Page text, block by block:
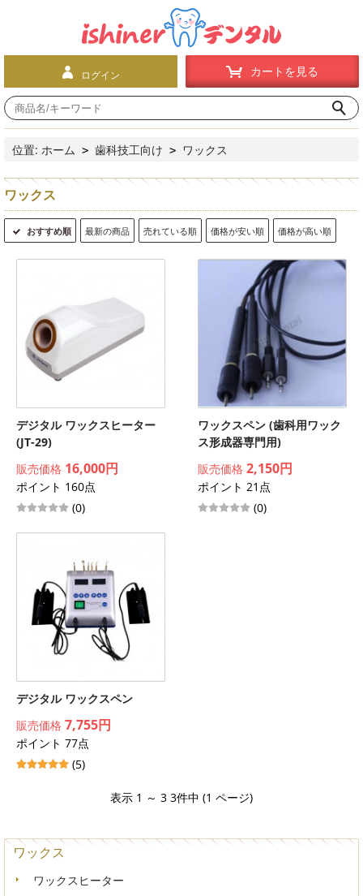
ログイン カートを見る
位置: ホーム > 歯科技工向け > ワックス
ワックス
おすすめ順 最新の商品 売れている順 価格が安い順 価格が高い順
デジタル ワックスヒーター
(JT-29)
販売価格 16,000円
ポイント 160点
(0)
ワックスペン (歯科用ワック
ス形成器専門用)
販売価格 2,150円
ポイント 21点
(0)
デジタル ワックスペン
販売価格 7,755円
ポイント 77点
(5)
表示 1 ～ 3 3件中 (1 ページ)
ワックス
ワックスヒーター